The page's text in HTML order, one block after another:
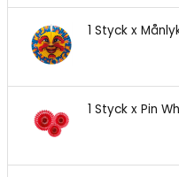
1 Styck x
1 Styck x Pin